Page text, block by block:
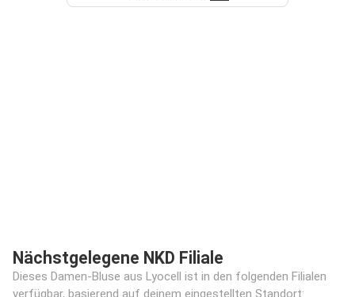
Nächstgelegene NKD Filiale
Dieses Damen-Bluse aus Lyocell ist in den folgenden Filialen
verfügbar, basierend auf deinem eingestellten Standort: